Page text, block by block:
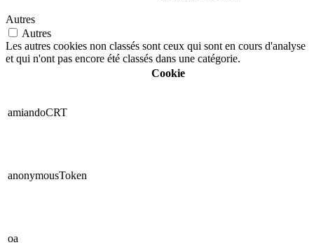
Autres
Autres
Les autres cookies non classés sont ceux qui sont en cours d'analyse
et qui n'ont pas encore été classés dans une catégorie.
Cookie
amiandoCRT
anonymousToken
oa